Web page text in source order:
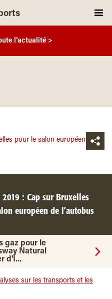
l’actualité >
pour le salon européen
2019 : Cap sur Bruxelles
européen de l’autobus
gaz pour le
Natural
d'I...
sur les transports et les